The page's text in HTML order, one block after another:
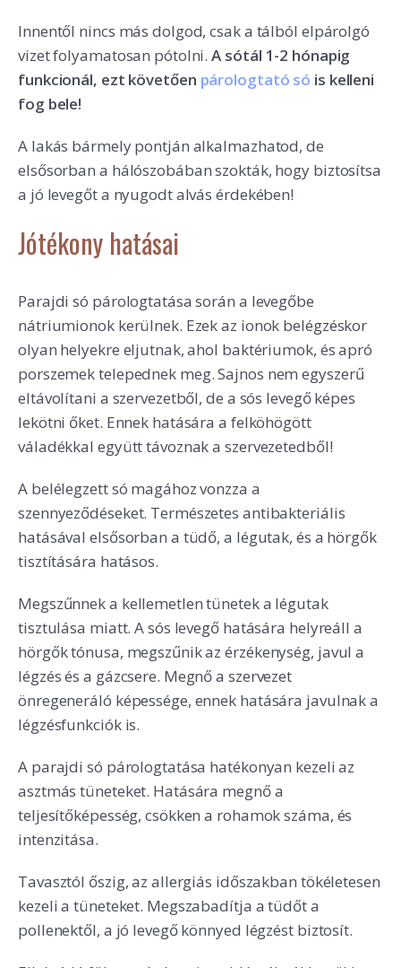
Innentől nincs más dolgod, csak a tálból elpárolgó
vizet folyamatosan pótolni.A sótál 1-2 hónapig
funkcionál, ezt követően párologtató só is kelleni
fog bele!
A lakás bármely pontján alkalmazhatod, de
elsősorban a hálószobában szokták, hogy biztosítsa
a jó levegőt a nyugodt alvás érdekében!
Jótékony hatásai
Parajdi só párologtatása során a levegőbe
nátriumionok kerülnek. Ezek az ionok belégzéskor
olyan helyekre eljutnak, ahol baktériumok, és apró
porszemek telepednek meg. Sajnos nem egyszerű
eltávolítani a szervezetből, de a sós levegő képes
lekötni őket. Ennek hatására a felköhögött
váladékkal együtt távoznak a szervezetedből!
A belélegzett só magához vonzza a
szennyeződéseket. Természetes antibakteriális
hatásával elsősorban a tüdő, a légutak, és a hörgők
tisztítására hatásos.
Megszűnnek a kellemetlen tünetek a légutak
tisztulása miatt. A sós levegő hatására helyreáll a
hörgők tónusa, megszűnik az érzékenység, javul a
légzés és a gázcsere. Megnő a szervezet
önregeneráló képessége, ennek hatására javulnak a
légzésfunkciók is.
A parajdi só párologtatása hatékonyan kezeli az
asztmás tüneteket. Hatására megnő a
teljesítőképesség, csökken a rohamok száma, és
intenzitása.
Tavasztól őszig, az allergiás időszakban tökéletesen
kezeli a tüneteket. Megszabadítja a tüdőt a
pollenektől, a jó levegő könnyed légzést biztosít.